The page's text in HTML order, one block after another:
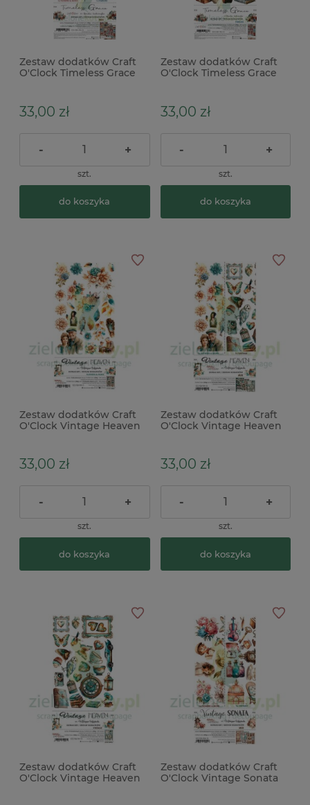
Zestaw dodatków Craft
O'Clock Timeless Grace
33,00 zł
- +
szt.
do koszyka
Zestaw dodatków Craft
O'Clock Timeless Grace
33,00 zł
- +
szt.
do koszyka
Zestaw dodatków Craft
O'Clock Vintage Heaven
33,00 zł
- +
szt.
do koszyka
Zestaw dodatków Craft
O'Clock Vintage Heaven
33,00 zł
- +
szt.
do koszyka
Zestaw dodatków Craft
O'Clock Vintage Heaven
Zestaw dodatków Craft
O'Clock Vintage Sonata